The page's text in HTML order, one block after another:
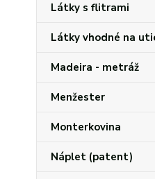
Látky s flitrami
Látky vhodné na
Madeira - metráž
Menžester
Monterkovina
Náplet (patent)